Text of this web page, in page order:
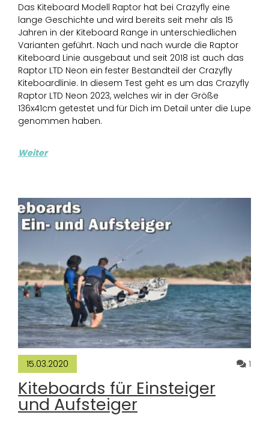
Das Kiteboard Modell Raptor hat bei Crazyfly eine
lange Geschichte und wird bereits seit mehr als 15
Jahren in der Kiteboard Range in unterschiedlichen
Varianten geführt. Nach und nach wurde die Raptor
Kiteboard Linie ausgebaut und seit 2018 ist auch das
Raptor LTD Neon ein fester Bestandteil der Crazyfly
Kiteboardlinie. In diesem Test geht es um das Crazyfly
Raptor LTD Neon 2023, welches wir in der Größe
136x41cm getestet und für Dich im Detail unter die Lupe
genommen haben.
Weiter
15.03.2020 1
Kiteboards für Einsteiger
und Aufsteiger